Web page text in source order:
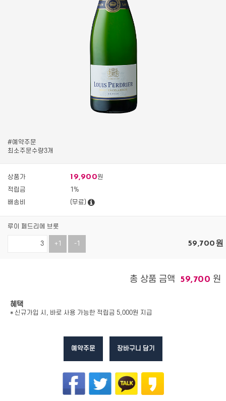
#예약주문
최소주문수량3개
상품가 19,900원
적립금
1%
배송비
(무료)
루이 페드리에 브룻
+1 -1 59,700원
총 상품 금액 59,700 원
혜택
* 신규가입 시, 바로 사용 가능한 적립금 5,000원 지급
예약주문 장바구니 담기